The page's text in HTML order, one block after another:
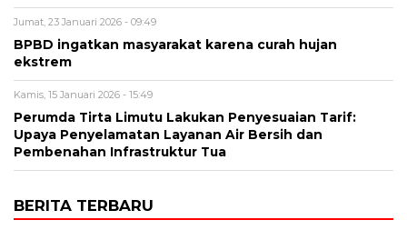
Jumat, 23 Januari 2026 - 09:49
BPBD ingatkan masyarakat karena curah hujan
ekstrem
Kamis, 15 Januari 2026 - 15:49
Perumda Tirta Limutu Lakukan Penyesuaian Tarif:
Upaya Penyelamatan Layanan Air Bersih dan
Pembenahan Infrastruktur Tua
BERITA TERBARU